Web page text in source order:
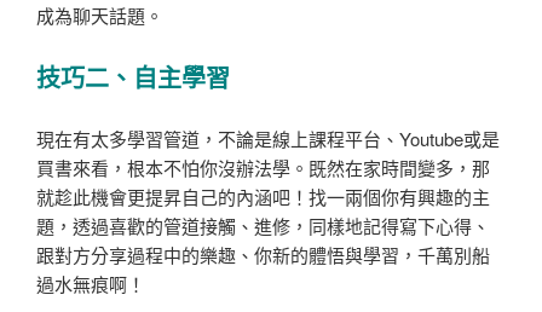
成為聊天話題。
技巧二、自主學習
現在有太多學習管道，不論是線上課程平台、Youtube或是
買書來看，根本不怕你沒辦法學。既然在家時間變多，那
就趁此機會更提昇自己的內涵吧！找一兩個你有興趣的主
題，透過喜歡的管道接觸、進修，同樣地記得寫下心得、
跟對方分享過程中的樂趣、你新的體悟與學習，千萬別船
過水無痕啊！